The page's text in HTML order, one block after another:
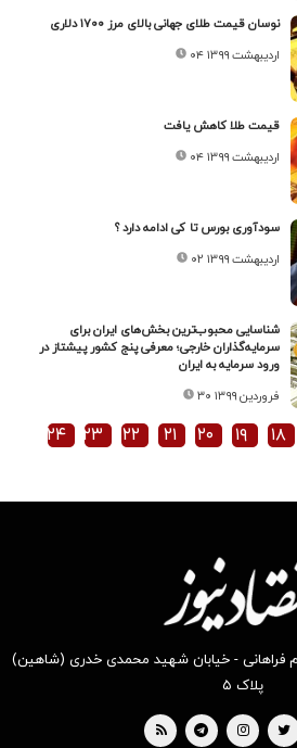
نوسان قیمت طلای جهانی بالای مرز ۱۷۰۰ دلاری
۰۴ اردیبهشت ۱۳۹۹
قیمت طلا کاهش یافت
۰۴ اردیبهشت ۱۳۹۹
سودآوری بورس تا کی ادامه دارد ؟
۰۲ اردیبهشت ۱۳۹۹
شناسایی محبوب‌ترین بخش‌های ایران برای
سرمایه‌گذاران خارجی؛ معرفی پنج کشور پیشتاز در
ورود سرمایه به ایران
۳۰ فروردین ۱۳۹۹
۱۸ ۱۹ ۲۰ ۲۱ ۲۲ ۲۳ ۲۴
فراهانی - خیابان شهید محمدی خدری (شاهین)
پلاک ۵